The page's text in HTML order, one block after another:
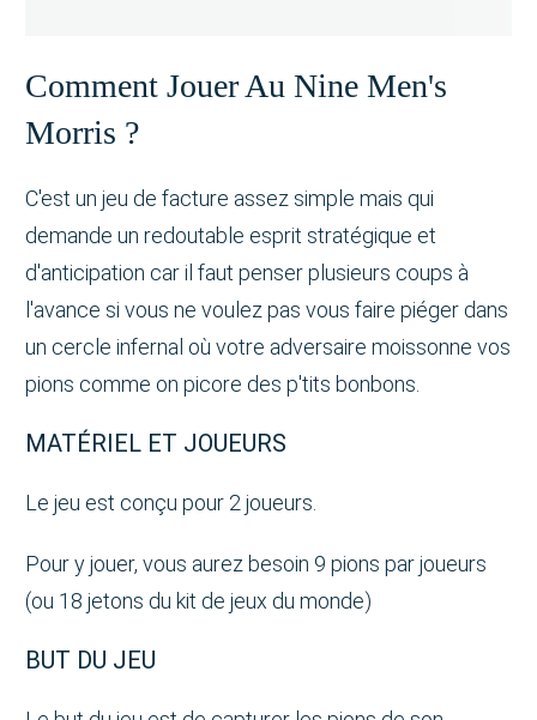
Comment Jouer Au Nine Men's
Morris ?
C'est un jeu de facture assez simple mais qui
demande un redoutable esprit stratégique et
d'anticipation car il faut penser plusieurs coups à
l'avance si vous ne voulez pas vous faire piéger dans
un cercle infernal où votre adversaire moissonne vos
pions comme on picore des p'tits bonbons.
MATÉRIEL ET JOUEURS
Le jeu est conçu pour 2 joueurs.
Pour y jouer, vous aurez besoin 9 pions par joueurs
(ou 18 jetons du kit de jeux du monde)
BUT DU JEU